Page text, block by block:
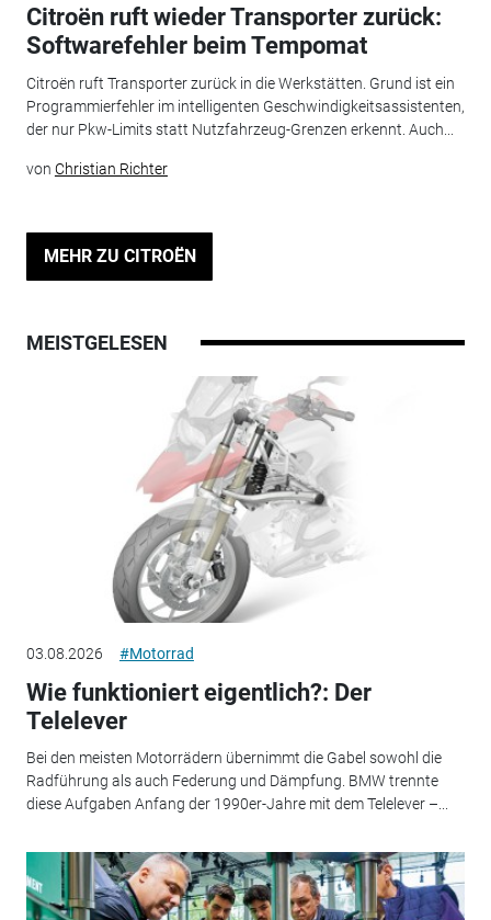
Citroën ruft wieder Transporter zurück:
Softwarefehler beim Tempomat
Citroën ruft Transporter zurück in die Werkstätten. Grund ist ein
Programmierfehler im intelligenten Geschwindigkeitsassistenten,
der nur Pkw-Limits statt Nutzfahrzeug-Grenzen erkennt. Auch...
von Christian Richter
MEHR ZU CITROËN
MEISTGELESEN
03.08.2026 #Motorrad
Wie funktioniert eigentlich?: Der
Telelever
Bei den meisten Motorrädern übernimmt die Gabel sowohl die
Radführung als auch Federung und Dämpfung. BMW trennte
diese Aufgaben Anfang der 1990er-Jahre mit dem Telelever –...